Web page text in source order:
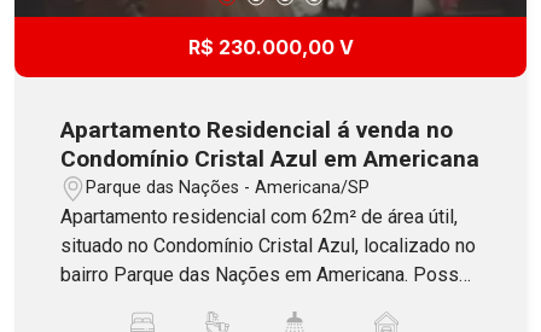
R$ 230.000,00 V
Apartamento Residencial á venda no
Condomínio Cristal Azul em Americana
Parque das Nações - Americana/SP
Apartamento residencial com 62m² de área útil,
situado no Condomínio Cristal Azul, localizado no
bairro Parque das Nações em Americana. Possui